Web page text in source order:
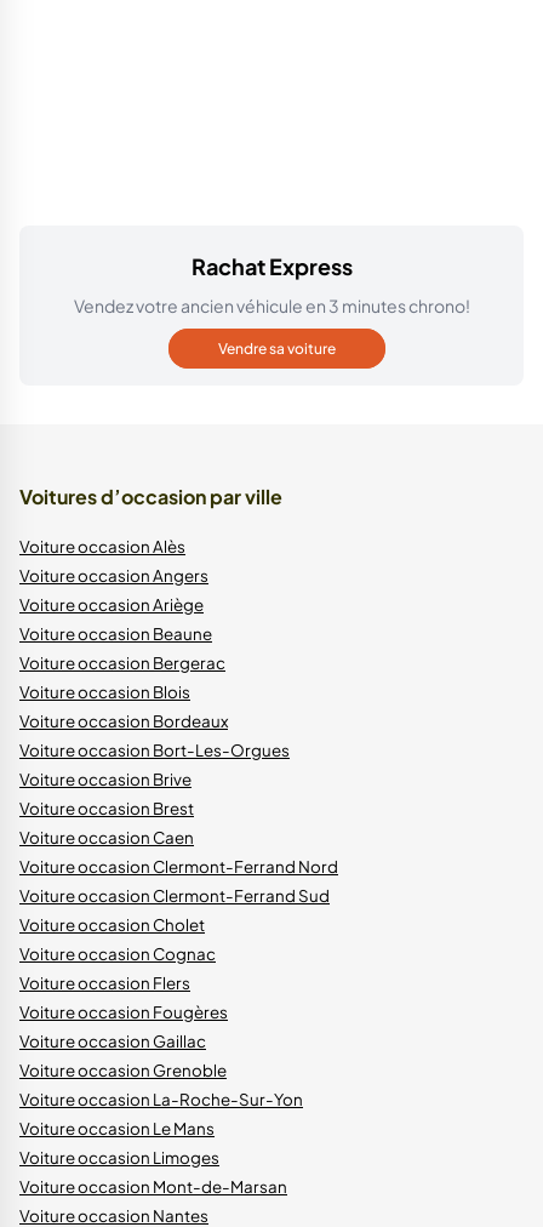
Rachat Express
Vendez votre ancien véhicule en 3 minutes chrono!
Vendre sa voiture
Voitures d’occasion par ville
Voiture occasion Alès
Voiture occasion Angers
Voiture occasion Ariège
Voiture occasion Beaune
Voiture occasion Bergerac
Voiture occasion Blois
Voiture occasion Bordeaux
Voiture occasion Bort-Les-Orgues
Voiture occasion Brive
Voiture occasion Brest
Voiture occasion Caen
Voiture occasion Clermont-Ferrand Nord
Voiture occasion Clermont-Ferrand Sud
Voiture occasion Cholet
Voiture occasion Cognac
Voiture occasion Flers
Voiture occasion Fougères
Voiture occasion Gaillac
Voiture occasion Grenoble
Voiture occasion La-Roche-Sur-Yon
Voiture occasion Le Mans
Voiture occasion Limoges
Voiture occasion Mont-de-Marsan
Voiture occasion Nantes